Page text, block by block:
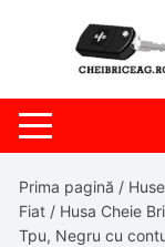
Prima pagină /
Fiat / Husa Cheie
Tpu, Negru cu